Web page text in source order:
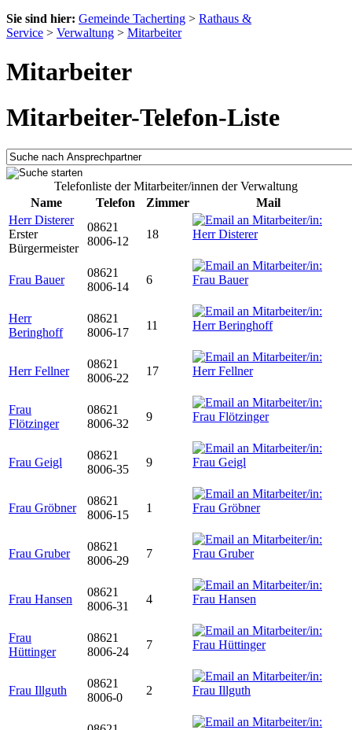
Sie sind hier: Gemeinde Tacherting > Rathaus &
Service > Verwaltung > Mitarbeiter
Mitarbeiter
Mitarbeiter-Telefon-Liste
Telefonliste der Mitarbeiter/innen der Verwaltung
Name
Telefon Zimmer
Mail
Herr Disterer
Erster
Bürgermeister
08621
8006-12
18
Frau Bauer
08621
8006-14
6
Herr
Beringhoff
08621
8006-17
11
Herr Fellner
08621
8006-22
17
Frau
Flötzinger
08621
8006-32
9
Frau Geigl
08621
8006-35
9
Frau Gröbner
08621
8006-15
1
Frau Gruber
08621
8006-29
7
Frau Hansen
08621
8006-31
4
Frau
Hüttinger
08621
8006-24
7
Frau Illguth
08621
8006-0
2